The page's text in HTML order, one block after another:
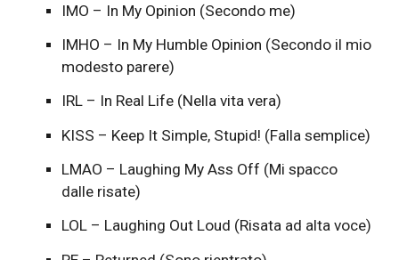
IMO – In My Opinion (Secondo me)
IMHO – In My Humble Opinion (Secondo il mio
modesto parere)
IRL – In Real Life (Nella vita vera)
KISS – Keep It Simple, Stupid! (Falla semplice)
LMAO – Laughing My Ass Off (Mi spacco
dalle risate)
LOL – Laughing Out Loud (Risata ad alta voce)